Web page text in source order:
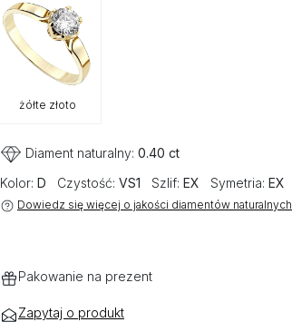
żółte złoto
Diament naturalny: 0.40 ct
Kolor: D Czystość: VS1 Szlif: EX Symetria: EX
Dowiedz się więcej o jakości diamentów naturalnych
Pakowanie na prezent
Zapytaj o produkt